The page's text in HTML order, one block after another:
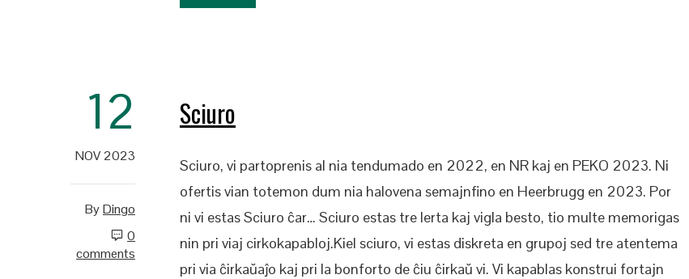
12
NOV 2023
ByDingo
0
comments
Sciuro
Sciuro, vi partoprenis al nia tendumado en 2022, en NR kaj en PEKO 2023. Ni
ofertis vian totemon dum nia halovena semajnfino en Heerbrugg en 2023. Por
ni vi estas Sciuro ĉar… Sciuro estas tre lerta kaj vigla besto, tio multe memorigas
nin pri viaj cirkokapabloj.Kiel sciuro, vi estas diskreta en grupoj sed tre atentema
pri via ĉirkaŭaĵo kaj pri la bonforto de ĉiu ĉirkaŭ vi. Vi kapablas konstrui fortajn